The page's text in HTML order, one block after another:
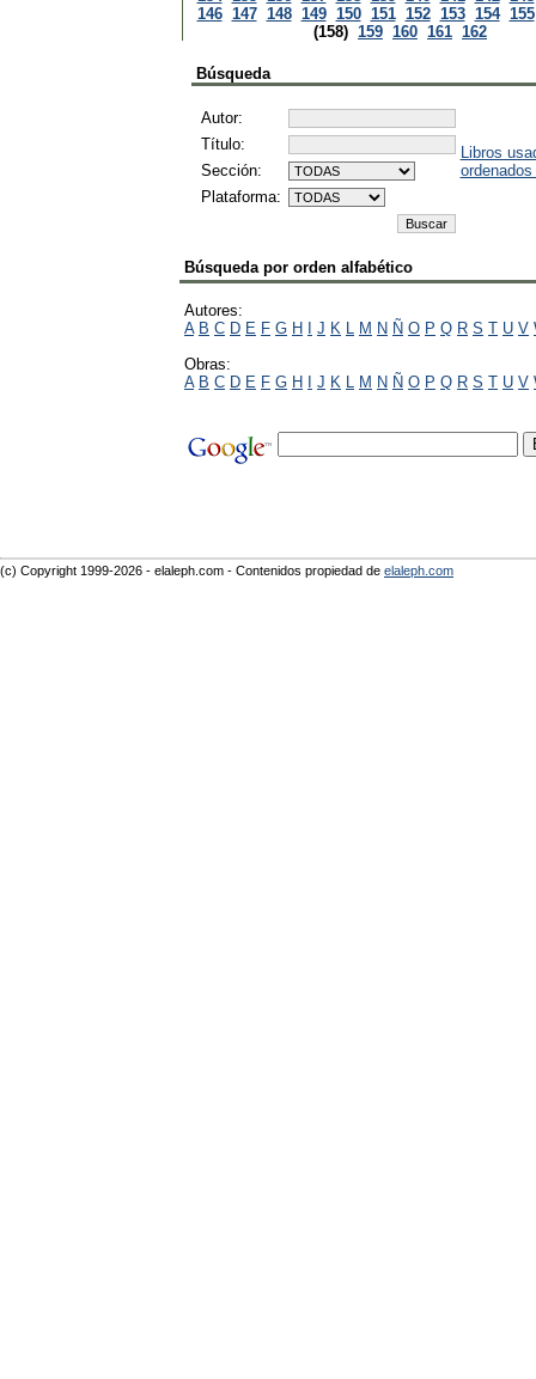
146 147 148 149 150 151 152 153 154 155
(158) 159 160 161 162
Búsqueda
Autor:
Título:
Sección:
Plataforma:
Libros
Búsqueda por orden alfabético
Autores:
A B C D E F G H I J K L M N Ñ O P Q R S T U V
Obras:
A B C D E F G H I J K L M N Ñ O P Q R S T U V
(c) Copyright 1999-2026 - elaleph.com - Contenidos propiedad de elaleph.com